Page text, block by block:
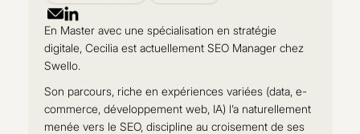
En Master avec une spécialisation en stratégie
digitale, Cecilia est actuellement SEO Manager chez
Swello.
Son parcours, riche en expériences variées (data, e-
commerce, développement web, IA) l’a naturellement
menée vers le SEO, discipline au croisement de ses